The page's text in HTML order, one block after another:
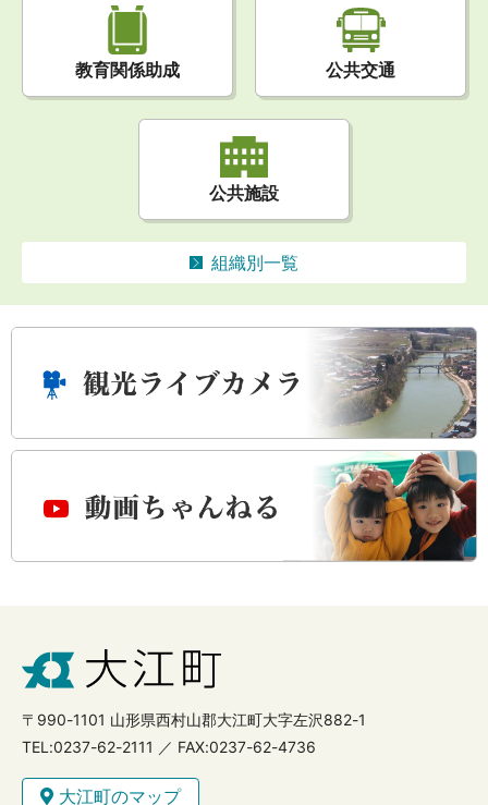
教育関係助成 公共交通
公共施設
組織別一覧
〒990-1101 山形県西村山郡大江町大字左沢882-1
TEL:0237-62-2111 ／ FAX:0237-62-4736
大江町のマップ